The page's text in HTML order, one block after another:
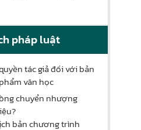
pháp luật
tác giả đối với bản
văn học
chuyển nhượng
bản chương trình